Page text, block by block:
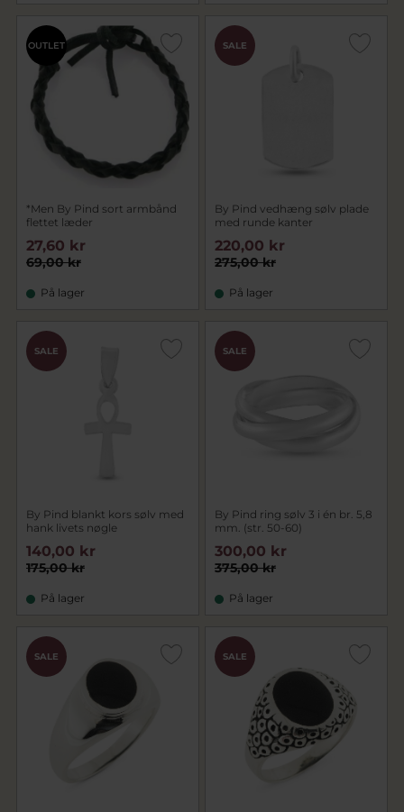
OUTLET
*Men By Pind sort armbånd
flettet læder
69,00 kr
27,60 kr
På lager
SALE
By Pind vedhæng sølv plade
med runde kanter
275,00 kr
220,00 kr
På lager
SALE
By Pind blankt kors sølv med
hank livets nøgle
175,00 kr
140,00 kr
På lager
SALE
By Pind ring sølv 3 i én br. 5,8
mm. (str. 50-60)
375,00 kr
300,00 kr
På lager
SALE SALE